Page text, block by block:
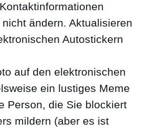
ändern. Aktualisieren
Autostickern
auf den elektronischen
ein lustiges Meme
Person, die Sie blockiert
mildern (aber es ist